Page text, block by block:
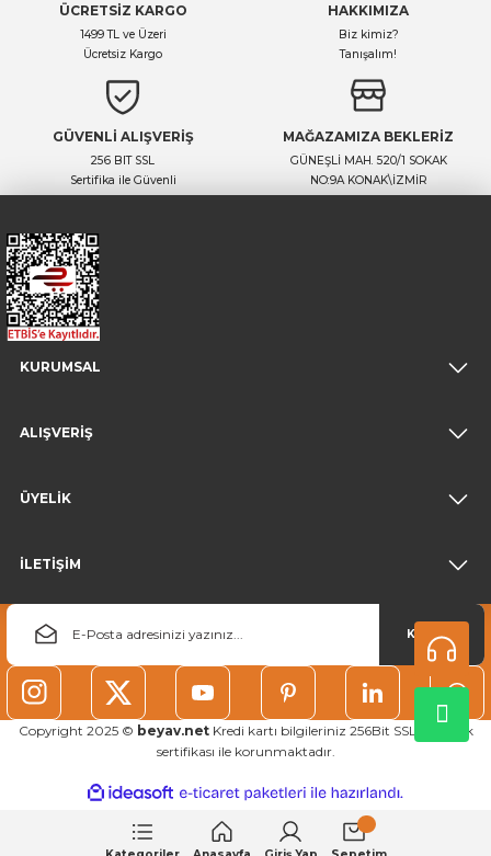
ÜCRETSİZ KARGO
1499 TL ve Üzeri
Ücretsiz Kargo
HAKKIMIZA
Biz kimiz?
Tanışalım!
GÜVENLİ ALIŞVERİŞ
256 BIT SSL
Sertifika ile Güvenli
MAĞAZAMIZA BEKLERİZ
GÜNEŞLİ MAH. 520/1 SOKAK
NO:9A KONAK\İZMİR
KURUMSAL
ALIŞVERİŞ
ÜYELİK
İLETİŞİM
KAYDOL
Copyright 2025 © beyav.netKredi kartı bilgileriniz 256Bit SSL güvenlik
sertifikası ile korunmaktadır.
ideasoft
e-
paketleri